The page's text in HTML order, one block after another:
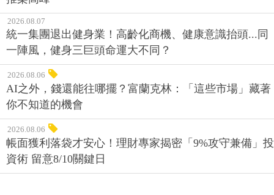
2026.08.07
統一集團退出健身業！高齡化商機、健康意識抬頭...同
一陣風，健身三巨頭命運大不同？
2026.08.06
AI之外，錢還能往哪擺？富蘭克林：「這些市場」藏著
你不知道的機會
2026.08.06
帳面獲利落袋才安心！理財專家揭密「9%攻守兼備」投
資術 留意8/10關鍵日